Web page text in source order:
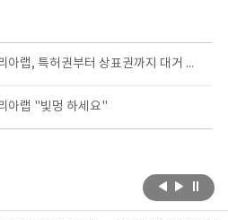
충북콘텐츠코리아랩, 특허권부터 상표권까지 대거 출원
아랩 "빛멍 하세요"